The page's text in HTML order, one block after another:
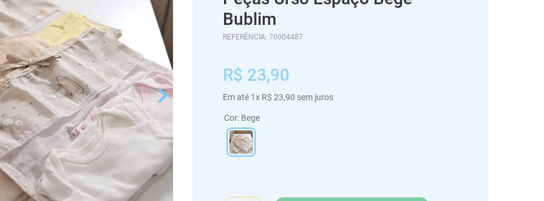
Bublim
REFERÊNCIA: 70004487
R$ 23,90
Em até 1x R$ 23,90 sem juros
Cor: Bege